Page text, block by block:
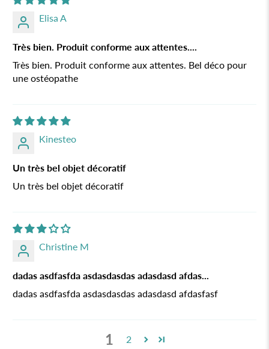
Elisa A
Très bien. Produit conforme aux attentes....
Très bien. Produit conforme aux attentes. Bel déco pour
une ostéopathe
Kinesteo
Un très bel objet décoratif
Un très bel objet décoratif
Christine M
dadas asdfasfda asdasdasdas adasdasd afdas...
dadas asdfasfda asdasdasdas adasdasd afdasfasf
1 2